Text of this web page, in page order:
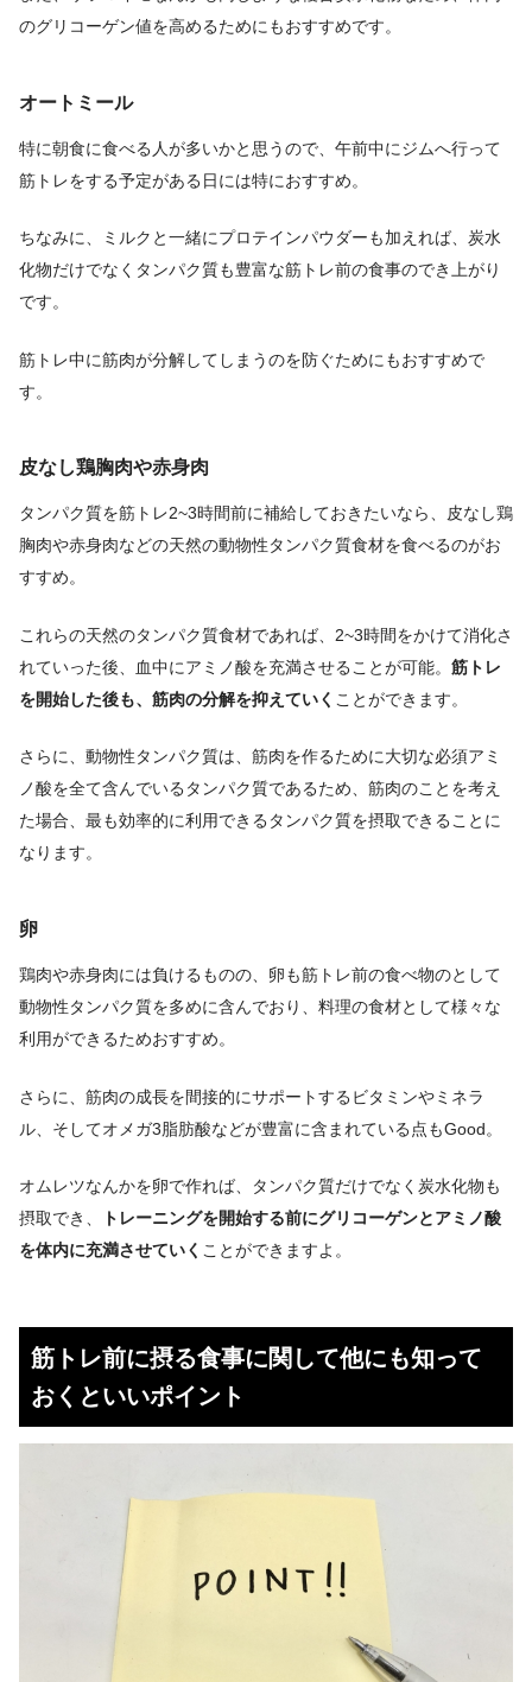
のグリコーゲン値を高めるためにもおすすめです。
オートミール
特に朝食に食べる人が多いかと思うので、午前中にジムへ行って
筋トレをする予定がある日には特におすすめ。
ちなみに、ミルクと一緒にプロテインパウダーも加えれば、炭水
化物だけでなくタンパク質も豊富な筋トレ前の食事のでき上がり
です。
筋トレ中に筋肉が分解してしまうのを防ぐためにもおすすめで
す。
皮なし鶏胸肉や赤身肉
タンパク質を筋トレ2~3時間前に補給しておきたいなら、皮なし鶏
胸肉や赤身肉などの天然の動物性タンパク質食材を食べるのがお
すすめ。
これらの天然のタンパク質食材であれば、2~3時間をかけて消化さ
れていった後、血中にアミノ酸を充満させることが可能。 筋トレ
を開始した後も、筋肉の分解を抑えていく ことができます。
さらに、動物性タンパク質は、筋肉を作るために大切な必須アミ
ノ酸を全て含んでいるタンパク質であるため、筋肉のことを考え
た場合、最も効率的に利用できるタンパク質を摂取できることに
なります。
卵
鶏肉や赤身肉には負けるものの、卵も筋トレ前の食べ物のとして
動物性タンパク質を多めに含んでおり、料理の食材として様々な
利用ができるためおすすめ。
さらに、筋肉の成長を間接的にサポートするビタミンやミネラ
ル、そしてオメガ3脂肪酸などが豊富に含まれている点もGood。
オムレツなんかを卵で作れば、タンパク質だけでなく炭水化物も
摂取でき、
トレーニングを開始する前にグリコーゲンとアミノ酸
を体内に充満させていく ことができますよ。
筋トレ前に摂る食事に関して他にも知って
おくといいポイント